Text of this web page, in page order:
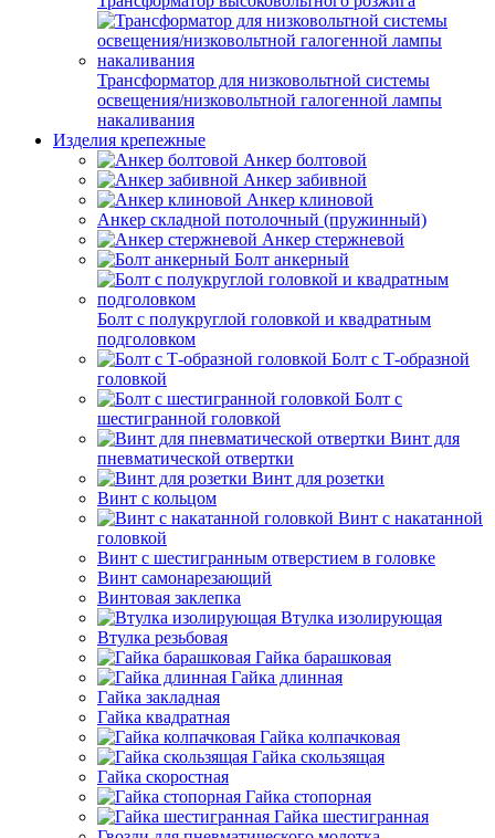
Трансформатор для низковольтной системы
освещения/низковольтной галогенной лампы
накаливания
Изделия крепежные
Анкер болтовой
Анкер забивной
Анкер клиновой
Анкер складной потолочный (пружинный)
Анкер стержневой
Болт анкерный
Болт с полукруглой головкой и квадратным
подголовком
Болт с Т-образной
головкой
Болт с
шестигранной головкой
Винт для
пневматической отвертки
Винт для розетки
Винт с кольцом
Винт с накатанной
головкой
Винт с шестигранным отверстием в головке
Винт самонарезающий
Винтовая заклепка
Втулка изолирующая
Втулка резьбовая
Гайка барашковая
Гайка длинная
Гайка закладная
Гайка квадратная
Гайка колпачковая
Гайка скользящая
Гайка скоростная
Гайка стопорная
Гайка шестигранная